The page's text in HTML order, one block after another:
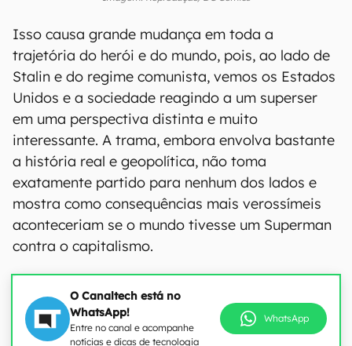
Isso causa grande mudança em toda a
trajetória do herói e do mundo, pois, ao lado de
Stalin e do regime comunista, vemos os Estados
Unidos e a sociedade reagindo a um superser
em uma perspectiva distinta e muito
interessante. A trama, embora envolva bastante
a história real e geopolítica, não toma
exatamente partido para nenhum dos lados e
mostra como consequências mais verossímeis
aconteceriam se o mundo tivesse um Superman
contra o capitalismo.
O Canaltech está no
WhatsApp!
Entre no canal e acompanhe
notícias e dicas de tecnologia
WhatsApp